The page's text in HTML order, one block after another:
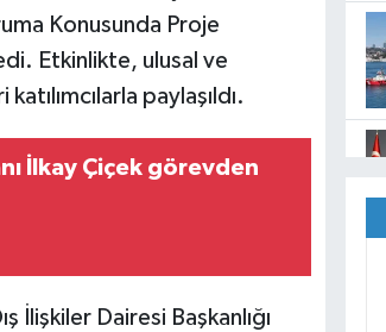
Konusunda Proje
Etkinlikte, ulusal ve
paylaşıldı.
İlkay Çiçek görevden
İlişkiler Dairesi Başkanlığı